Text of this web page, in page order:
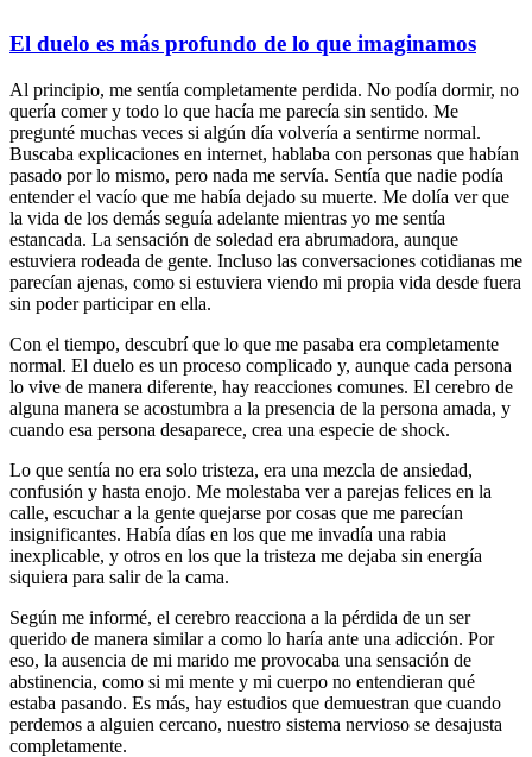
El duelo es más profundo de lo que imaginamos
Al principio, me sentía completamente perdida. No podía dormir, no
quería comer y todo lo que hacía me parecía sin sentido. Me
pregunté muchas veces si algún día volvería a sentirme normal.
Buscaba explicaciones en internet, hablaba con personas que habían
pasado por lo mismo, pero nada me servía. Sentía que nadie podía
entender el vacío que me había dejado su muerte. Me dolía ver que
la vida de los demás seguía adelante mientras yo me sentía
estancada. La sensación de soledad era abrumadora, aunque
estuviera rodeada de gente. Incluso las conversaciones cotidianas me
parecían ajenas, como si estuviera viendo mi propia vida desde fuera
sin poder participar en ella.
Con el tiempo, descubrí que lo que me pasaba era completamente
normal. El duelo es un proceso complicado y, aunque cada persona
lo vive de manera diferente, hay reacciones comunes. El cerebro de
alguna manera se acostumbra a la presencia de la persona amada, y
cuando esa persona desaparece, crea una especie de shock.
Lo que sentía no era solo tristeza, era una mezcla de ansiedad,
confusión y hasta enojo. Me molestaba ver a parejas felices en la
calle, escuchar a la gente quejarse por cosas que me parecían
insignificantes. Había días en los que me invadía una rabia
inexplicable, y otros en los que la tristeza me dejaba sin energía
siquiera para salir de la cama.
Según me informé, el cerebro reacciona a la pérdida de un ser
querido de manera similar a como lo haría ante una adicción. Por
eso, la ausencia de mi marido me provocaba una sensación de
abstinencia, como si mi mente y mi cuerpo no entendieran qué
estaba pasando. Es más, hay estudios que demuestran que cuando
perdemos a alguien cercano, nuestro sistema nervioso se desajusta
completamente.